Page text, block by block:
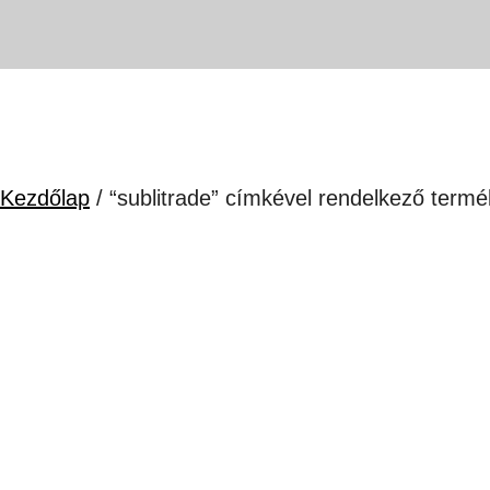
Kezdőlap / “sublitrade” címkével rendelkező